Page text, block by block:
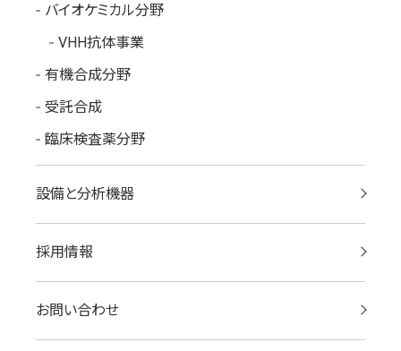
バイオケミカル分野
VHH抗体事業
有機合成分野
受託合成
臨床検査薬分野
設備と分析機器
採用情報
お問い合わせ